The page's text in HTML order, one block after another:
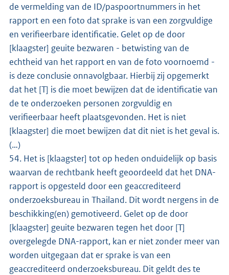
de vermelding van de ID/paspoortnummers in het
rapport en een foto dat sprake is van een zorgvuldige
en verifieerbare identificatie. Gelet op de door
[klaagster] geuite bezwaren - betwisting van de
echtheid van het rapport en van de foto voornoemd -
is deze conclusie onnavolgbaar. Hierbij zij opgemerkt
dat het [T] is die moet bewijzen dat de identificatie van
de te onderzoeken personen zorgvuldig en
verifieerbaar heeft plaatsgevonden. Het is niet
[klaagster] die moet bewijzen dat dit niet is het geval is.
(…)
54. Het is [klaagster] tot op heden onduidelijk op basis
waarvan de rechtbank heeft geoordeeld dat het DNA-
rapport is opgesteld door een geaccrediteerd
onderzoeksbureau in Thailand. Dit wordt nergens in de
beschikking(en) gemotiveerd. Gelet op de door
[klaagster] geuite bezwaren tegen het door [T]
overgelegde DNA-rapport, kan er niet zonder meer van
worden uitgegaan dat er sprake is van een
geaccrediteerd onderzoeksbureau. Dit geldt des te